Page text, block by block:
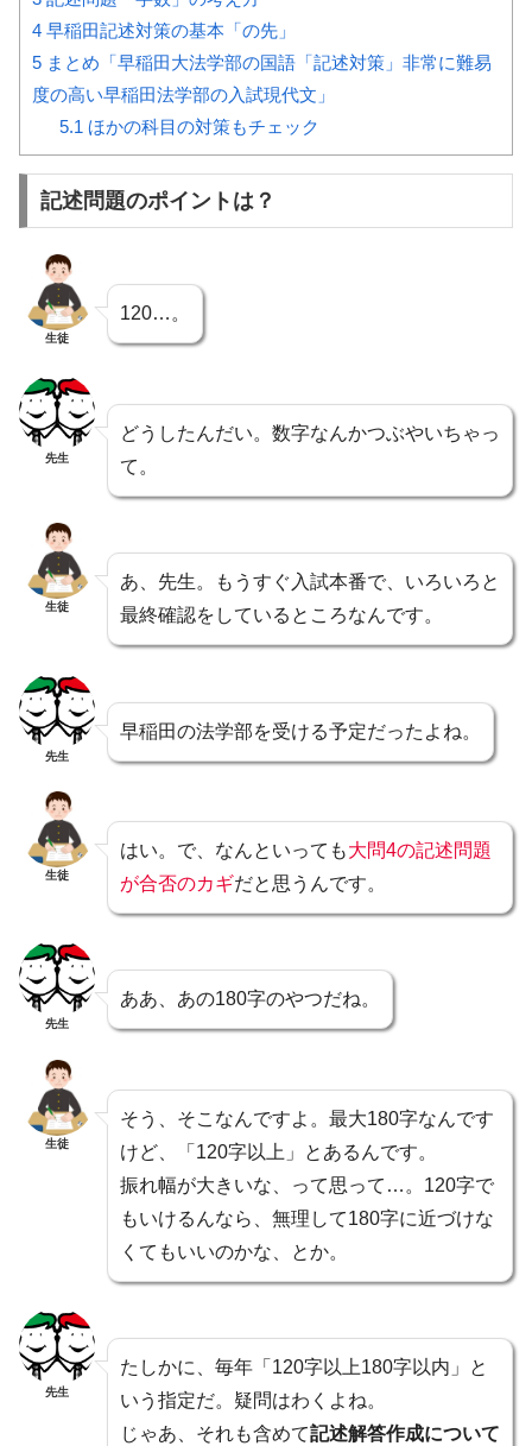
4 早稲田記述対策の基本「の先」
5 まとめ「早稲田大法学部の国語「記述対策」非常に難易
度の高い早稲田法学部の入試現代文」
5.1 ほかの科目の対策もチェック
記述問題のポイントは？
生徒
120…。
先生
どうしたんだい。数字なんかつぶやいちゃっ
て。
生徒
あ、先生。もうすぐ入試本番で、いろいろと
最終確認をしているところなんです。
先生
早稲田の法学部を受ける予定だったよね。
生徒
はい。で、なんといっても大問4の記述問題
が合否のカギだと思うんです。
先生
ああ、あの180字のやつだね。
生徒
そう、そこなんですよ。最大180字なんです
けど、「120字以上」とあるんです。
振れ幅が大きいな、って思って…。120字で
もいけるんなら、無理して180字に近づけな
くてもいいのかな、とか。
先生
たしかに、毎年「120字以上180字以内」と
いう指定だ。疑問はわくよね。
じゃあ、それも含めて記述解答作成について